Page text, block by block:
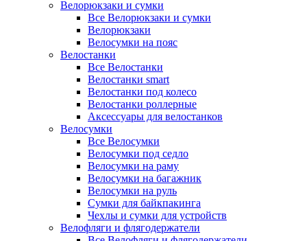
Велорюкзаки и сумки
Все Велорюкзаки и сумки
Велорюкзаки
Велосумки на пояс
Велостанки
Все Велостанки
Велостанки smart
Велостанки под колесо
Велостанки роллерные
Аксессуары для велостанков
Велосумки
Все Велосумки
Велосумки под седло
Велосумки на раму
Велосумки на багажник
Велосумки на руль
Сумки для байкпакинга
Чехлы и сумки для устройств
Велофляги и флягодержатели